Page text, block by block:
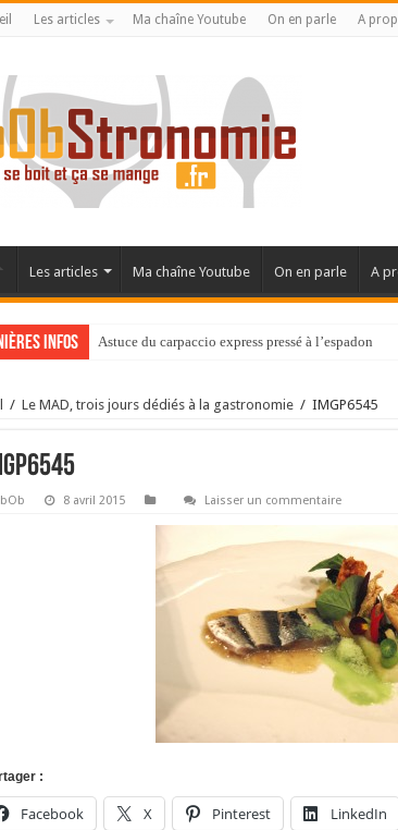
Les articles Ma chaîne Youtube On en parle A
Les articles Ma chaîne Youtube On en parle A
infos Astuce du carpaccio express pressé à l’espadon
/ Le MAD, trois jours dédiés à la gastronomie / IMGP6545
bOb 8 avril 2015 Laisser un commentaire
:
Facebook X Pinterest LinkedIn